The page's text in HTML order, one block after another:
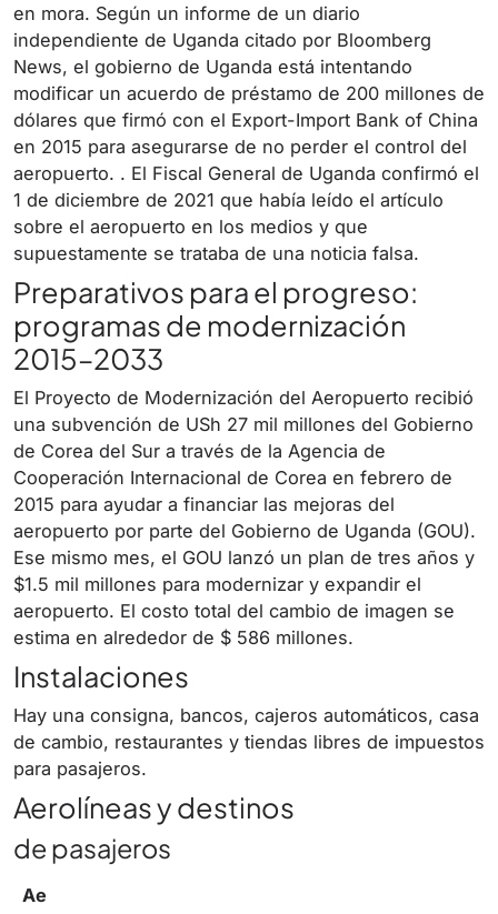
en mora. Según un informe de un diario
independiente de Uganda citado por Bloomberg
News, el gobierno de Uganda está intentando
modificar un acuerdo de préstamo de 200 millones de
dólares que firmó con el Export-Import Bank of China
en 2015 para asegurarse de no perder el control del
aeropuerto. . El Fiscal General de Uganda confirmó el
1 de diciembre de 2021 que había leído el artículo
sobre el aeropuerto en los medios y que
supuestamente se trataba de una noticia falsa.
Preparativos para el progreso:
programas de modernización
2015–2033
El Proyecto de Modernización del Aeropuerto recibió
una subvención de USh 27 mil millones del Gobierno
de Corea del Sur a través de la Agencia de
Cooperación Internacional de Corea en febrero de
2015 para ayudar a financiar las mejoras del
aeropuerto por parte del Gobierno de Uganda (GOU).
Ese mismo mes, el GOU lanzó un plan de tres años y
$1.5 mil millones para modernizar y expandir el
aeropuerto. El costo total del cambio de imagen se
estima en alrededor de $ 586 millones.
Instalaciones
Hay una consigna, bancos, cajeros automáticos, casa
de cambio, restaurantes y tiendas libres de impuestos
para pasajeros.
Aerolíneas y destinos
de pasajeros
Ae